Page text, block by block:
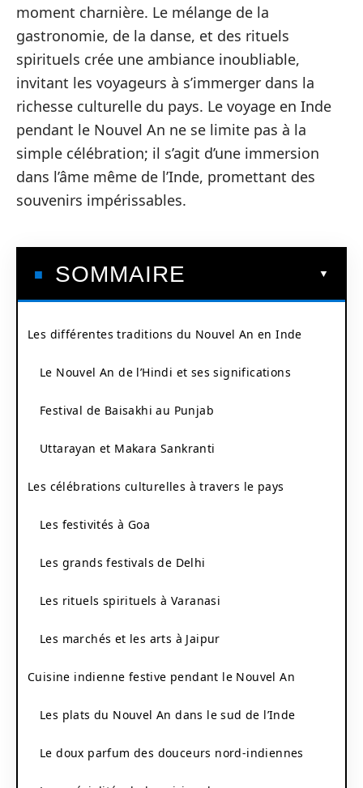
moment charnière. Le mélange de la
gastronomie, de la danse, et des rituels
spirituels crée une ambiance inoubliable,
invitant les voyageurs à s’immerger dans la
richesse culturelle du pays. Le voyage en Inde
pendant le Nouvel An ne se limite pas à la
simple célébration; il s’agit d’une immersion
dans l’âme même de l’Inde, promettant des
souvenirs impérissables.
SOMMAIRE
Les différentes traditions du Nouvel An en Inde
Le Nouvel An de l’Hindi et ses significations
Festival de Baisakhi au Punjab
Uttarayan et Makara Sankranti
Les célébrations culturelles à travers le pays
Les festivités à Goa
Les grands festivals de Delhi
Les rituels spirituels à Varanasi
Les marchés et les arts à Jaipur
Cuisine indienne festive pendant le Nouvel An
Les plats du Nouvel An dans le sud de l’Inde
Le doux parfum des douceurs nord-indiennes